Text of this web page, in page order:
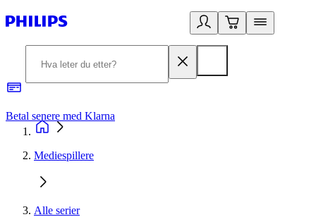
Betal senere med Klarna
Mediespillere
Alle serier